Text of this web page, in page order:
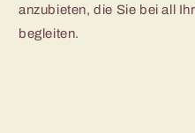
anzubieten, die Sie bei all
begleiten.